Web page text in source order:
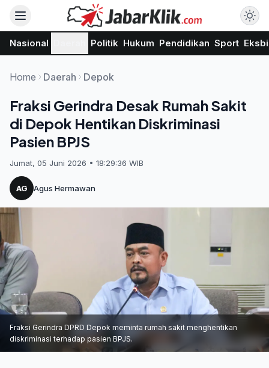
Nasional Politik Hukum Pendidikan Sport
Home Daerah Depok
Fraksi Gerindra Desak Rumah Sakit
di Depok Hentikan Diskriminasi
Pasien BPJS
Jumat, 05 Juni 2026 • 18:29:36 WIB
AG Agus Hermawan
Fraksi Gerindra DPRD Depok meminta rumah sakit menghentikan
diskriminasi terhadap pasien BPJS.